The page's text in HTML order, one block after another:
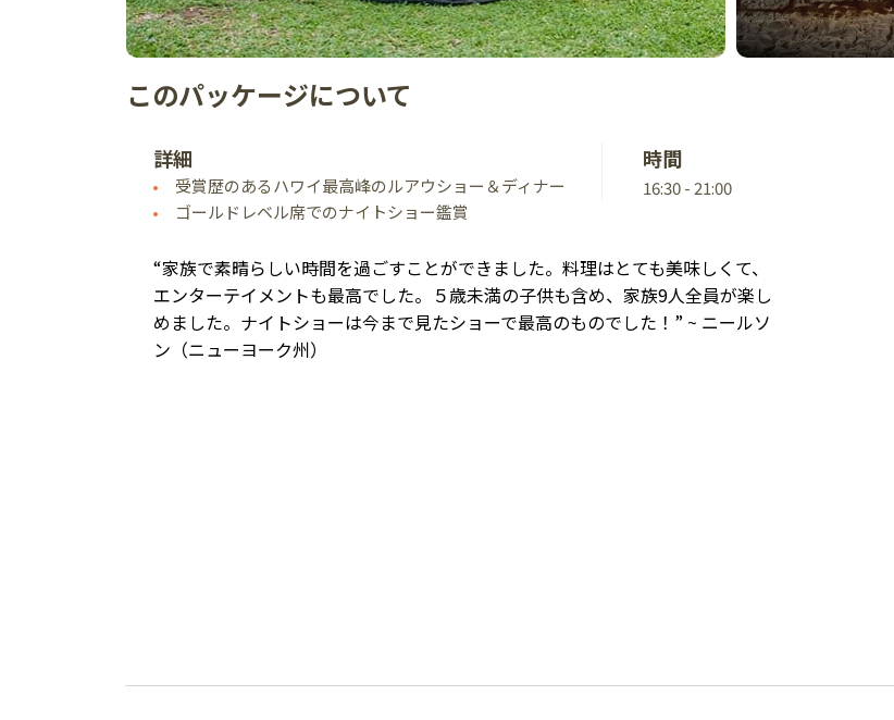
このパッケージについて
詳細
受賞歴のあるハワイ最高峰のルアウショー＆ディナー
ゴールドレベル席でのナイトショー鑑賞
時間
16:30 - 21:00
“家族で素晴らしい時間を過ごすことができました。料理はとても美味しくて、
エンターテイメントも最高でした。５歳未満の子供も含め、家族9人全員が楽し
めました。ナイトショーは今まで見たショーで最高のものでした！” ~ ニールソ
ン（ニューヨーク州）